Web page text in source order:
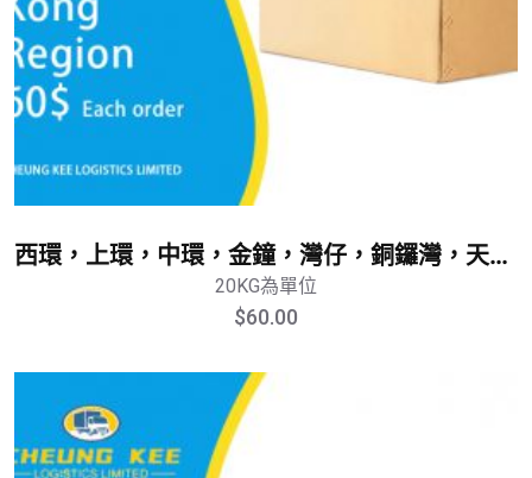
西環，上環，中環，金鐘，灣仔，銅鑼灣，天後，炮臺山，北角，鰂魚湧，太古，筲箕灣，柴灣，堅利地城
20KG為單位
$60.00